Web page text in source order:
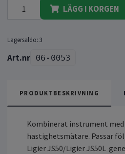
LÄGG I KORGEN
Lagersaldo: 3
06-0053
PRODUKTBESKRIVNING
Kombinerat instrument
hastighetsmätare. Passar
Ligier JS50/Ligier JS50L